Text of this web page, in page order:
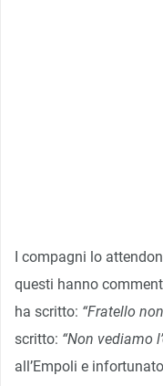
I compagni lo
questi hanno
ha scritto: “Fratello
scritto: “Non vediamo
all’Empoli e